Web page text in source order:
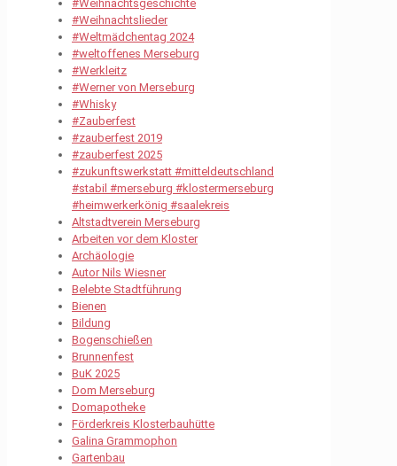
#Weihnachtsgeschichte
#Weihnachtslieder
#Weltmädchentag 2024
#weltoffenes Merseburg
#Werkleitz
#Werner von Merseburg
#Whisky
#Zauberfest
#zauberfest 2019
#zauberfest 2025
#zukunftswerkstatt #mitteldeutschland
#stabil #merseburg #klostermerseburg
#heimwerkerkönig #saalekreis
Altstadtverein Merseburg
Arbeiten vor dem Kloster
Archäologie
Autor Nils Wiesner
Belebte Stadtführung
Bienen
Bildung
Bogenschießen
Brunnenfest
BuK 2025
Dom Merseburg
Domapotheke
Förderkreis Klosterbauhütte
Galina Grammophon
Gartenbau